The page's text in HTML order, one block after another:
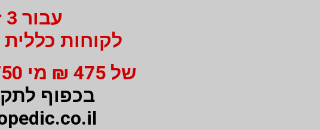
עבור 3 זוגות מדרסים
לקוחות
של 475 ₪ מי 750 ₪ בעבור זוג מדרסים
בכפוף